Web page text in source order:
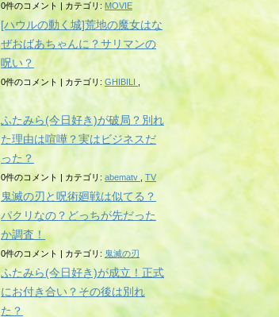
0件のコメント |カテゴリ: MOVIE
[ハウルの動く城]荒地の魔女はな
ぜおばあちゃんに？サリマンの
呪い？
0件のコメント| カテゴリ:GHIBILI
ふたみら(今日好き)が破局？別れ
た理由は喧嘩？実はビジネスだ
った？
0件のコメント | カテゴリ: abematv TV
鬼滅の刃と呪術廻戦は似てる？
パクリなの？どっちが先だった
か調査！
0件のコメント | カテゴリ: 鬼滅の刃
ふたみら(今日好き)が成立！正式
にお付き合い？その後は別れ
た？